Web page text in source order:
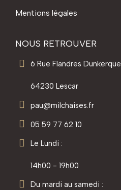
Mentions légales
NOUS RETROUVER
6 Rue Flandres Dunkerque
64230 Lescar
pau@milchaises.fr
05 59 77 62 10
Le Lundi :
14h00 - 19h00
Du mardi au samedi :